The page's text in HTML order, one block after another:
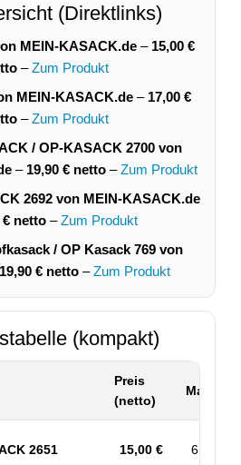
(Direktlinks)
MEIN-KASACK.de – 15,00 €
–Zum Produkt
MEIN-KASACK.de – 17,00 €
–Zum Produkt
/ OP-KASACK 2700 von
– 19,90 € netto –Zum Produkt
2692 von MEIN-KASACK.de
€ netto–Zum Produkt
/ OP Kasack 769 von
€ netto–Zum Produkt
(kompakt)
Preis
(netto)
Material
2651 15,00 € 65%